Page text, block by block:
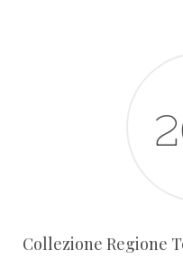
Collezione Regione